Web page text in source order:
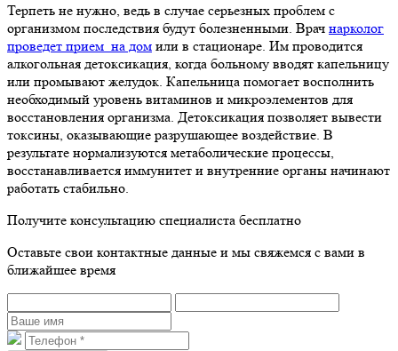
Терпеть не нужно, ведь в случае серьезных проблем с
организмом последствия будут болезненными. Врач нарколог
проведет прием на дом или в стационаре. Им проводится
алкогольная детоксикация, когда больному вводят капельницу
или промывают желудок. Капельница помогает восполнить
необходимый уровень витаминов и микроэлементов для
восстановления организма. Детоксикация позволяет вывести
токсины, оказывающие разрушающее воздействие. В
результате нормализуются метаболические процессы,
восстанавливается иммунитет и внутренние органы начинают
работать стабильно.
Получите консультацию специалиста бесплатно
Оставьте свои контактные данные и мы свяжемся с вами в
ближайшее время